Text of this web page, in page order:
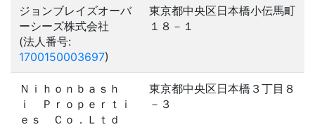
ジョンブレイズオーバ
ーシーズ株式会社
(法人番号:
1700150003697)
東京都中央区日本橋小伝馬町
１８－１
Ｎｉｈｏｎｂａｓｈ
ｉ Ｐｒｏｐｅｒｔｉ
ｅｓ Ｃｏ．Ｌｔｄ
東京都中央区日本橋３丁目８
－３